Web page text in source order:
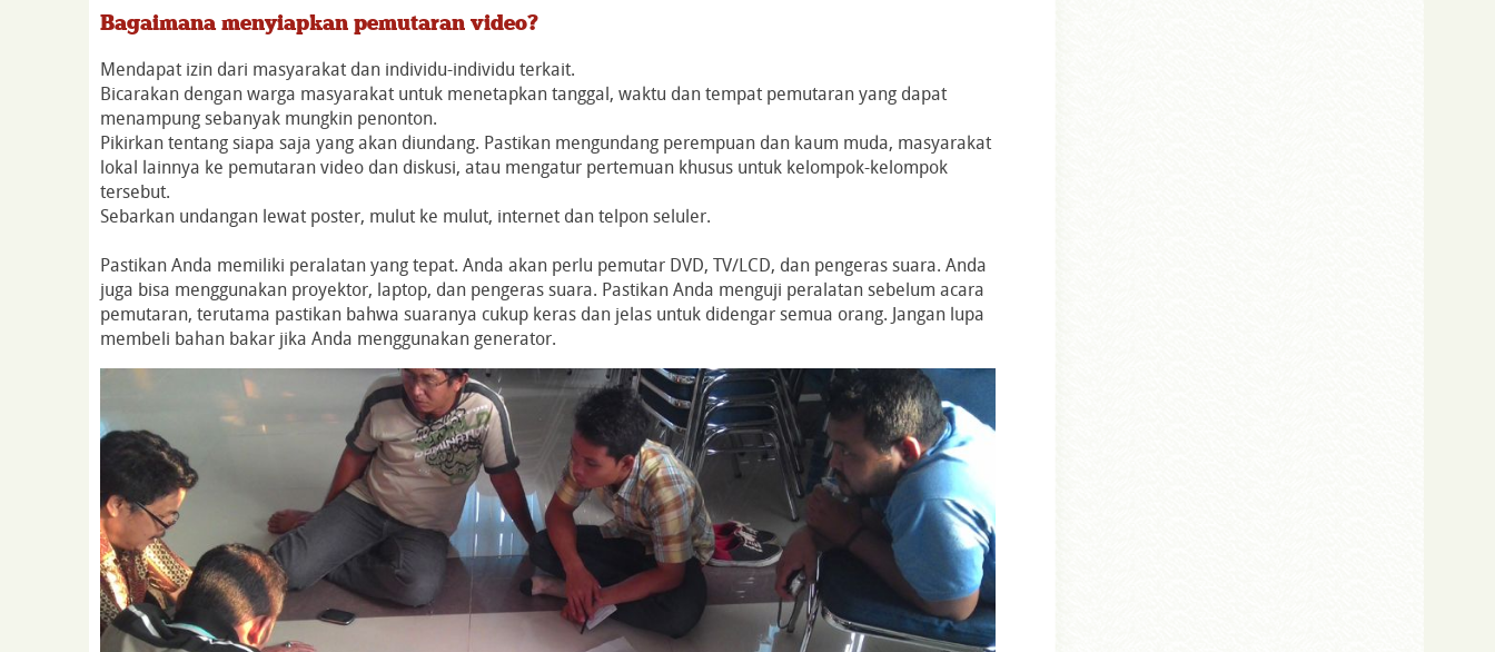
Bagaimana menyiapkan pemutaran video?
Mendapat izin dari masyarakat dan individu-individu terkait.
Bicarakan dengan warga masyarakat untuk menetapkan tanggal, waktu dan tempat pemutaran yang dapat
menampung sebanyak mungkin penonton.
Pikirkan tentang siapa saja yang akan diundang. Pastikan mengundang perempuan dan kaum muda, masyarakat
lokal lainnya ke pemutaran video dan diskusi, atau mengatur pertemuan khusus untuk kelompok-kelompok
tersebut.
Sebarkan undangan lewat poster, mulut ke mulut, internet dan telpon seluler.
Pastikan Anda memiliki peralatan yang tepat. Anda akan perlu pemutar DVD, TV/LCD, dan pengeras suara. Anda
juga bisa menggunakan proyektor, laptop, dan pengeras suara. Pastikan Anda menguji peralatan sebelum acara
pemutaran, terutama pastikan bahwa suaranya cukup keras dan jelas untuk didengar semua orang. Jangan lupa
membeli bahan bakar jika Anda menggunakan generator.